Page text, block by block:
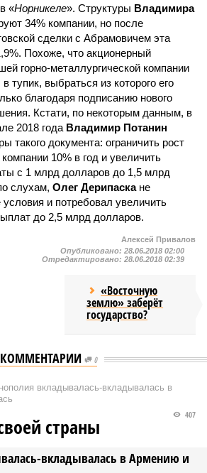
«Норникеле». Структуры Владимира
34% компании, но после
сделки с Абрамовичем эта
Похоже, что акционерный
горно-металлургической компании
тупик, выбраться из которого его
благодаря подписанию нового
Кстати, по некоторым данным, в
2018 года Владимир Потанин
такого документа: ограничить рост
10% в год и увеличить
с 1 млрд долларов до 1,5 млрд
слухам, Олег Дерипаскане
условия и потребовал увеличить
до 2,5 млрд долларов.
Алексей Привалов
Опубликовано: 28.06.2018 02:00
Отредактировано: 28.06.2018 02:39
«Восточную
землю» заберёт
государство?
КОММЕНТАРИИ 0
вкладывалась-вкладывалась в
вкладывалась в Армению и
407
страны